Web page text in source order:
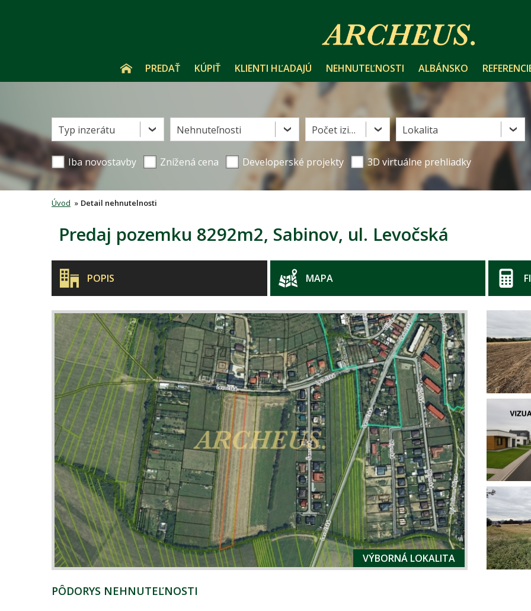
PREDAŤ KÚPIŤ KLIENTI HĽADAJÚ NEHNUTEĽNOSTI ALBÁNSKO
Typ inzerátu Nehnuteľnosti Počet izieb Lokalita
Iba novostavby Znížená cena Developerské projekty 3D virtuálne prehliadky
Úvod » Detail nehnutelnosti
Predaj pozemku 8292m2, Sabinov, ul. Levočská
POPIS MAPA
VÝBORNÁ LOKALITA
PÔDORYS NEHNUTEĽNOSTI